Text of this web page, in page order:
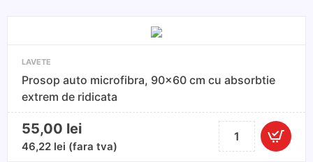
LAVETE
Prosop auto microfibra, 90x60 cm cu absorbtie
extrem de ridicata
55,00 lei
46,22 lei (fara tva)
Cantitate
Prosop